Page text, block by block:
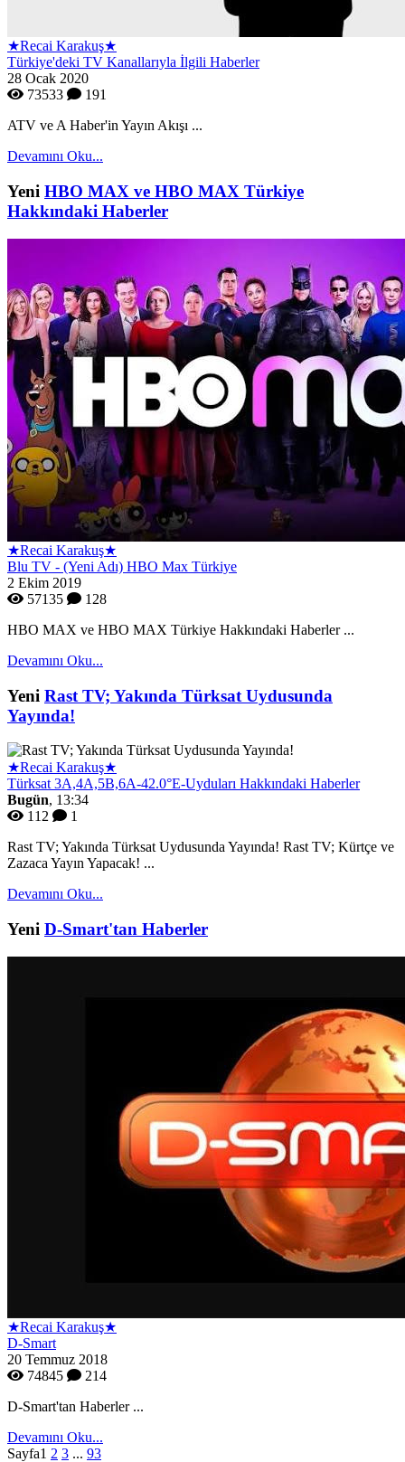
★Recai Karakuş★
Türkiye'deki TV Kanallarıyla İlgili Haberler
28 Ocak 2020
73533
191
ATV ve A Haber'in Yayın Akışı ...
Devamını Oku...
Yeni HBO MAX ve HBO MAX Türkiye
Hakkındaki Haberler
★Recai Karakuş★
Blu TV - (Yeni Adı) HBO Max Türkiye
2 Ekim 2019
57135
128
HBO MAX ve HBO MAX Türkiye Hakkındaki Haberler ...
Devamını Oku...
Yeni Rast TV; Yakında Türksat Uydusunda
Yayında!
★Recai Karakuş★
Türksat 3A,4A,5B,6A-42.0°E-Uyduları Hakkındaki Haberler
Bugün, 13:34
112
1
Rast TV; Yakında Türksat Uydusunda Yayında! Rast TV; Kürtçe ve
Zazaca Yayın Yapacak! ...
Devamını Oku...
Yeni D-Smart'tan Haberler
★Recai Karakuş★
D-Smart
20 Temmuz 2018
74845
214
D-Smart'tan Haberler ...
Devamını Oku...
Sayfa1 2 3 ... 93